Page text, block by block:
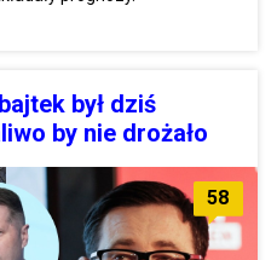
był dziś
by nie drożało
58